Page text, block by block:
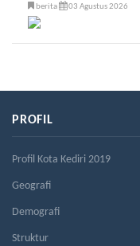
berita 03 Agustus 2026
PROFIL
Profil Kota Kediri 2019
Geografi
Demografi
Struktur